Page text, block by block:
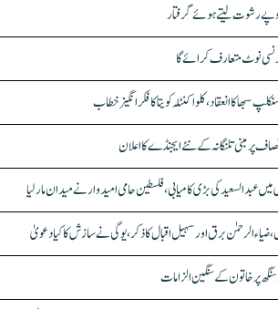
نوٹ متعارف کرائے گا
کا انعقاد، کلواکنٹلہ کویتا کا فکر انگیز خطاب
پر مبنی تلنگانہ کے نئے ایجنڈے کا اعلان
عبدالسعید کی بڑی کامیابی، فلسطین حامی امیدوار نے میدان مار لیا
الرحمٰن برق اور سہیل اقبال کا ذکر، یوگی نے سازش کا کیا دعویٰ
پر خاتون کے سنگین الزامات